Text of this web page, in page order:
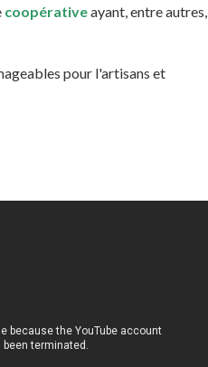
coopérativeayant, entre autres,
pour l'artisans et